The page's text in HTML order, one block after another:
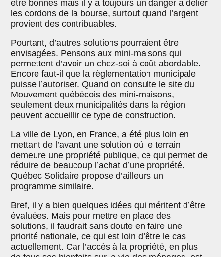
être bonnes mais il y a toujours un danger à délier
les cordons de la bourse, surtout quand l’argent
provient des contribuables.
Pourtant, d’autres solutions pourraient être
envisagées. Pensons aux mini-maisons qui
permettent d’avoir un chez-soi à coût abordable.
Encore faut-il que la règlementation municipale
puisse l’autoriser. Quand on consulte le site du
Mouvement québécois des mini-maisons,
seulement deux municipalités dans la région
peuvent accueillir ce type de construction.
La ville de Lyon, en France, a été plus loin en
mettant de l’avant une solution où le terrain
demeure une propriété publique, ce qui permet de
réduire de beaucoup l’achat d’une propriété.
Québec Solidaire propose d’ailleurs un
programme similaire.
Bref, il y a bien quelques idées qui méritent d’être
évaluées. Mais pour mettre en place des
solutions, il faudrait sans doute en faire une
priorité nationale, ce qui est loin d’être le cas
actuellement. Car l’accès à la propriété, en plus